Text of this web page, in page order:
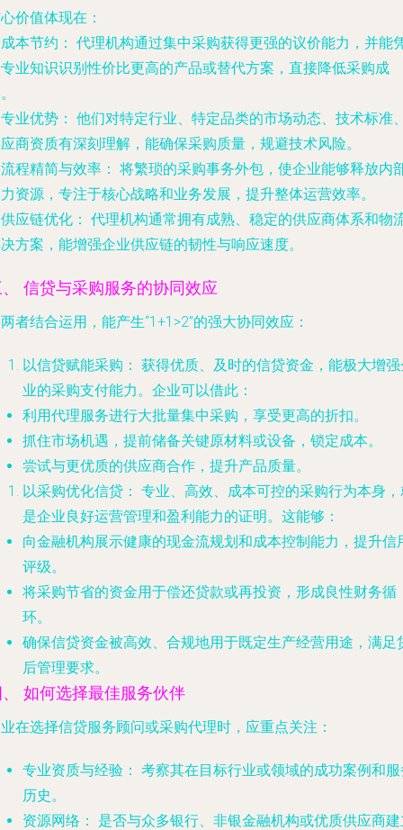
价值体现在：
成本节约： 代理机构通过集中采购获得更强的议价能力，并能
业知识识别性价比更高的产品或替代方案，直接降低采购成
专业优势： 他们对特定行业、特定品类的市场动态、技术标准
商资质有深刻理解，能确保采购质量，规避技术风险。
流程精简与效率： 将繁琐的采购事务外包，使企业能够释放内
资源，专注于核心战略和业务发展，提升整体运营效率。
供应链优化： 代理机构通常拥有成熟、稳定的供应商体系和物
方案，能增强企业供应链的韧性与响应速度。
信贷与采购服务的协同效应
者结合运用，能产生“1+1>2”的强大协同效应：
以信贷赋能采购： 获得优质、及时的信贷资金，能极大增
业的采购支付能力。企业可以借此：
利用代理服务进行大批量集中采购，享受更高的折扣。
抓住市场机遇，提前储备关键原材料或设备，锁定成本。
尝试与更优质的供应商合作，提升产品质量。
以采购优化信贷： 专业、高效、成本可控的采购行为本身
是企业良好运营管理和盈利能力的证明。这能够：
向金融机构展示健康的现金流规划和成本控制能力，提升信
评级。
将采购节省的资金用于偿还贷款或再投资，形成良性财务循
环。
确保信贷资金被高效、合规地用于既定生产经营用途，满足
后管理要求。
如何选择最佳服务伙伴
在选择信贷服务顾问或采购代理时，应重点关注：
专业资质与经验： 考察其在目标行业或领域的成功案例和
历史。
资源网络：
是否与众多银行、非银金融机构或优质供应商